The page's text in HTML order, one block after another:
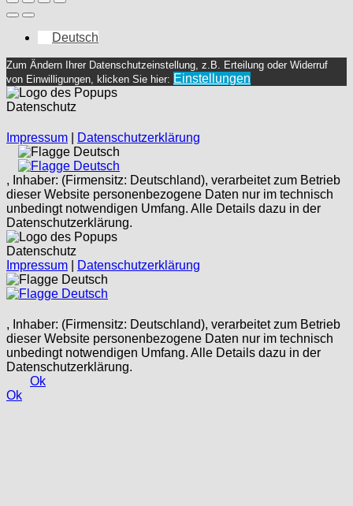
Deutsch
Zum Ändern Ihrer Datenschutzeinstellung, z.B. Erteilung oder Widerruf
von Einwilligungen, klicken Sie hier: Einstellungen
Datenschutz
Impressum
Datenschutzerklärung
Deutsch
Deutsch
, Inhaber: (Firmensitz: Deutschland), verarbeitet zum Betrieb
dieser Website personenbezogene Daten nur im technisch
unbedingt notwendigen Umfang. Alle Details dazu in der
Datenschutzerklärung.
Datenschutz
Impressum
Datenschutzerklärung
Deutsch
Deutsch
, Inhaber: (Firmensitz: Deutschland), verarbeitet zum Betrieb
dieser Website personenbezogene Daten nur im technisch
unbedingt notwendigen Umfang. Alle Details dazu in der
Datenschutzerklärung.
Ok
Ok